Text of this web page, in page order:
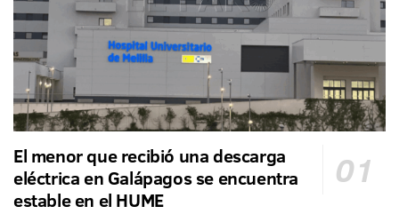
El menor que recibió una descarga
eléctrica en Galápagos se encuentra
estable en el HUME